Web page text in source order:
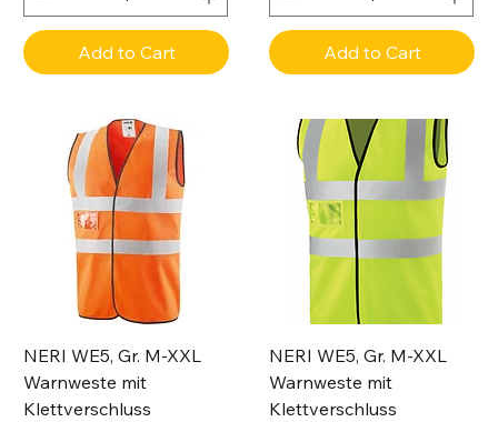
Add to Cart Add to Cart
NERI WE5, Gr. M-XXL
Warnweste mit
Klettverschluss
NERI WE5, Gr. M-XXL
Warnweste mit
Klettverschluss